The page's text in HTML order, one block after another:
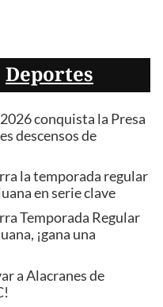
Deportes
conquista la Presa
descensos de
la temporada regular
en serie clave
Temporada Regular
¡gana una
a Alacranes de